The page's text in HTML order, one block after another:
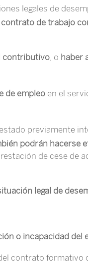
legales de
de trabajo
contributivo, o haber
de empleoen el
previamente
podrán hacerse
de cese de
legal de
o incapacidad del
contrato formativo